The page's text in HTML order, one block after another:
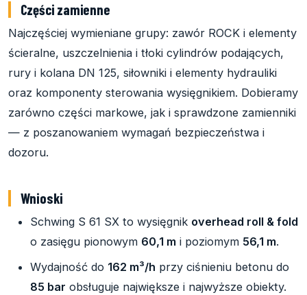
Części zamienne
Najczęściej wymieniane grupy: zawór ROCK i elementy
ścieralne, uszczelnienia i tłoki cylindrów podających,
rury i kolana DN 125, siłowniki i elementy hydrauliki
oraz komponenty sterowania wysięgnikiem. Dobieramy
zarówno części markowe, jak i sprawdzone zamienniki
— z poszanowaniem wymagań bezpieczeństwa i
dozoru.
Wnioski
Schwing S 61 SX to wysięgnik overhead roll & fold
o zasięgu pionowym 60,1 m i poziomym 56,1 m.
Wydajność do 162 m³/h przy ciśnieniu betonu do
85 bar obsługuje największe i najwyższe obiekty.